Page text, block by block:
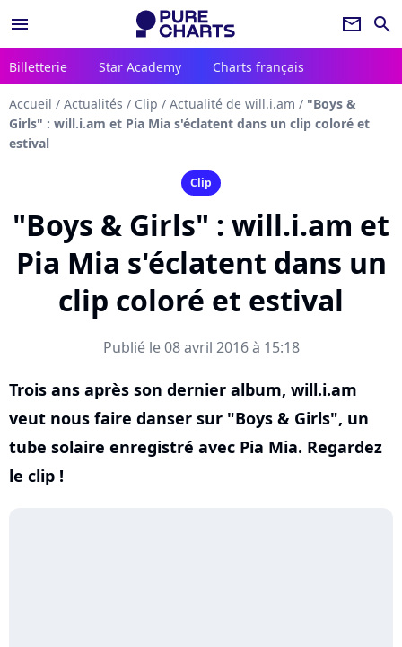
menu newsletter search
Billetterie Star Academy Charts français
Accueil / Actualités / Clip / Actualité de will.i.am / "Boys &
Girls" : will.i.am et Pia Mia s'éclatent dans un clip coloré et
estival
Clip
"Boys & Girls" : will.i.am et
Pia Mia s'éclatent dans un
clip coloré et estival
Publié le 08 avril 2016 à 15:18
Trois ans après son dernier album, will.i.am
veut nous faire danser sur "Boys & Girls", un
tube solaire enregistré avec Pia Mia. Regardez
le clip !